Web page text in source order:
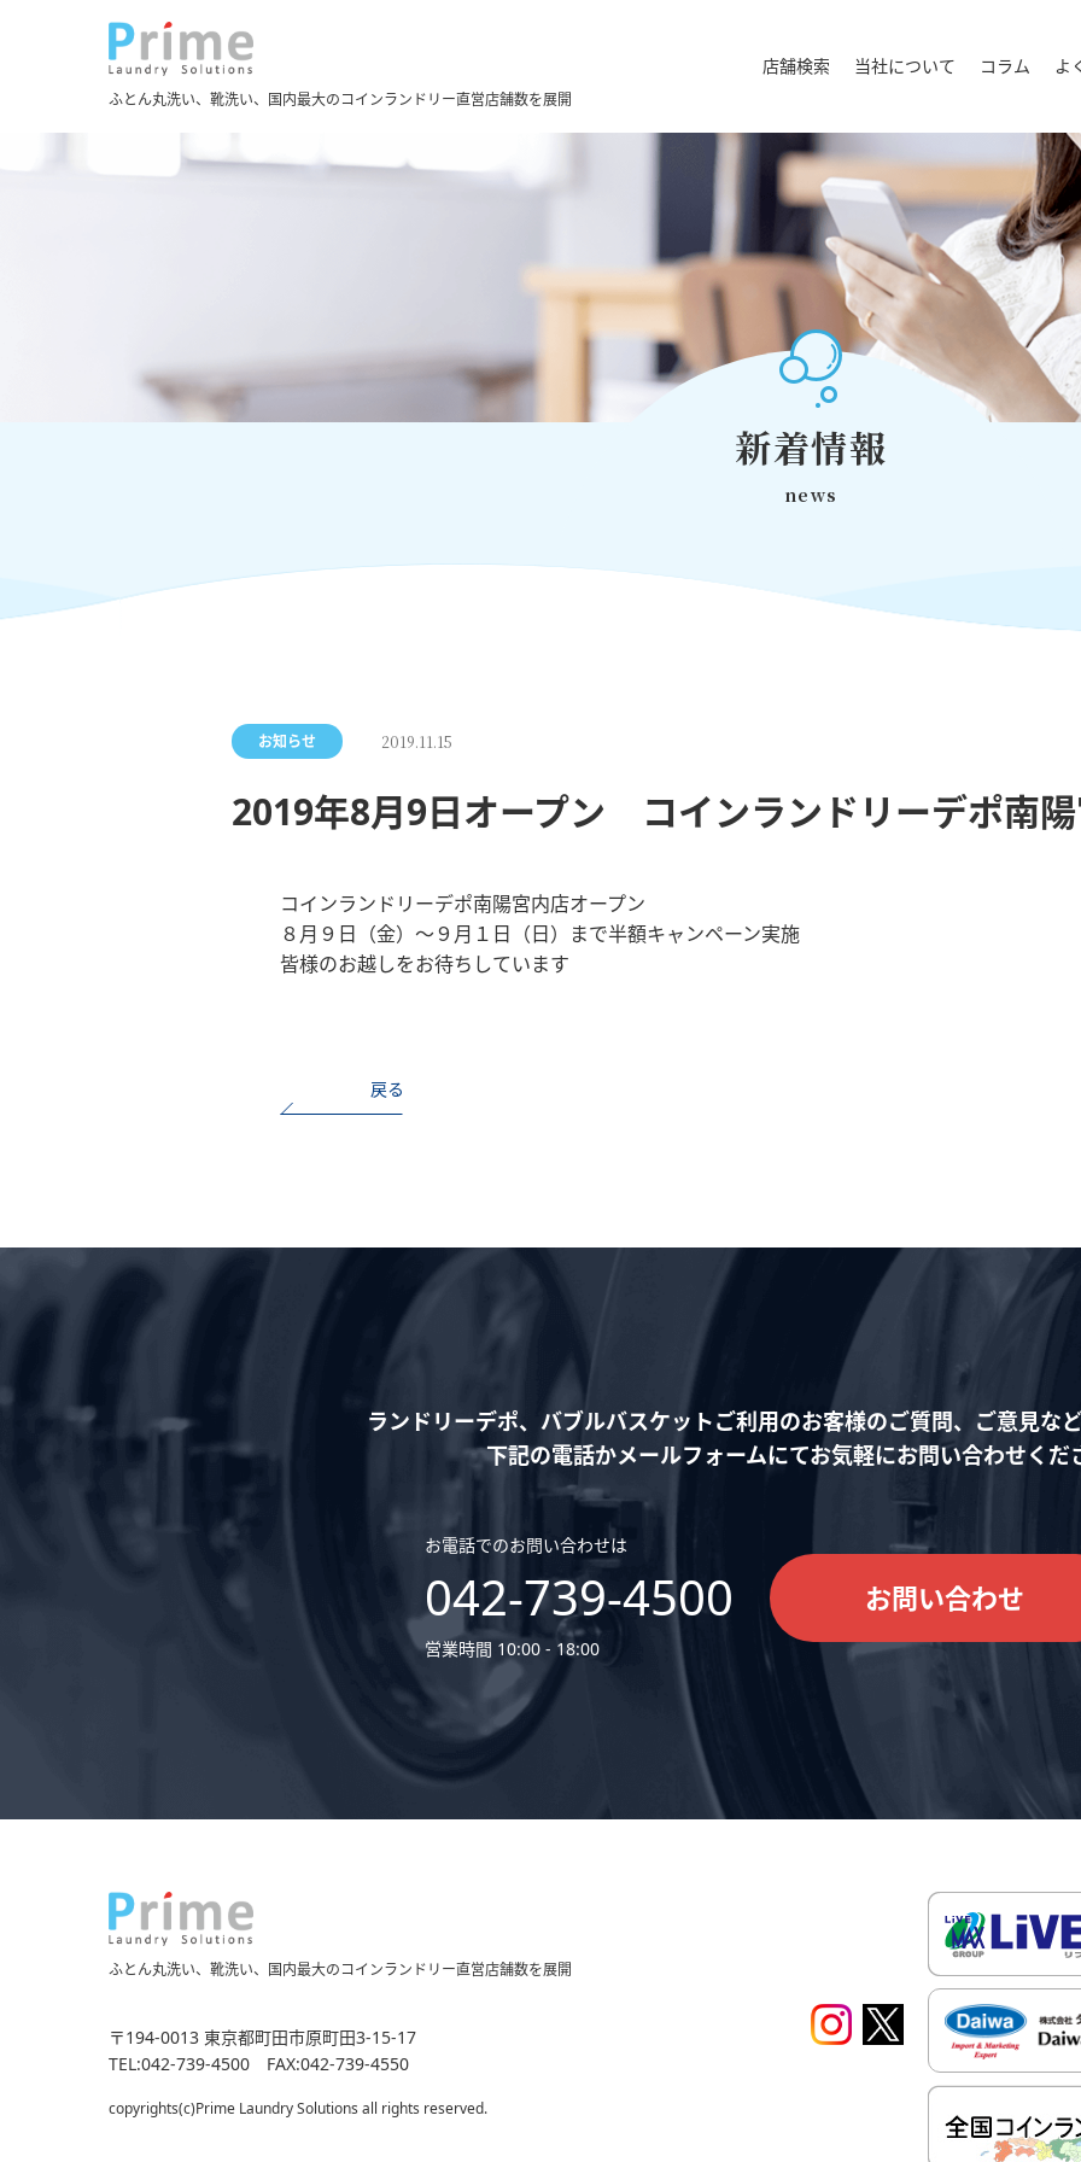
ふとん丸洗い、靴洗い、国内最大のコインランドリー直営店舗数を展開
店舗検索 当社について コラム よ
新着情報
news
お知らせ 2019.11.15
2019年8月9日オープン コインランドリーデポ南
コインランドリーデポ南陽宮内店オープン
８月９日（金）～９月１日（日）まで半額キャンペーン実施
皆様のお越しをお待ちしています
戻る
ランドリーデポ、バブルバスケットご利用のお客様のご質問、ご意見な
下記の電話かメールフォームにてお気軽にお問い合わせくだ
お電話でのお問い合わせは
042-739-4500
営業時間 10:00 - 18:00
お問い合わせ
ふとん丸洗い、靴洗い、国内最大のコインランドリー直営店舗数を展開
〒194-0013 東京都町田市原町田3-15-17
TEL:042-739-4500 FAX:042-739-4550
copyrights(c)Prime Laundry Solutions all rights reserved.